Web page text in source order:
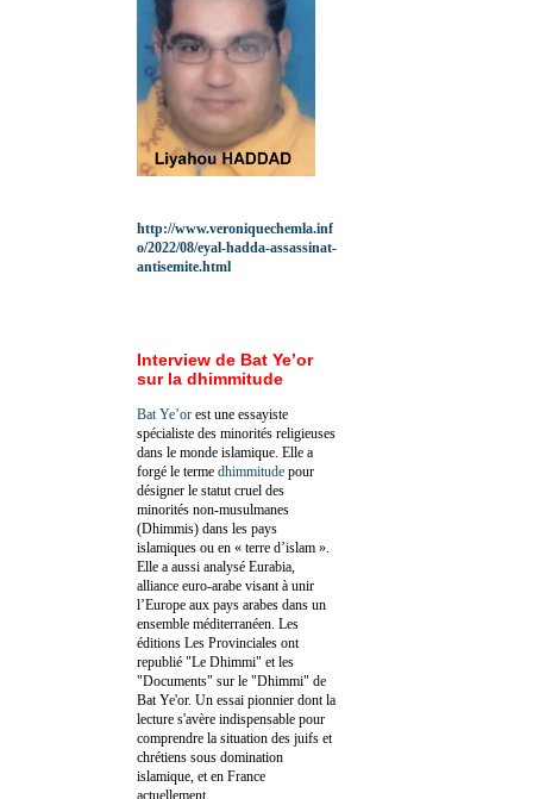
http://www.veroniquechemla.inf
o/2022/08/eyal-hadda-assassinat-
antisemite.html
Interview de Bat Ye’or
sur la dhimmitude
Bat Ye’or est une essayiste
spécialiste des minorités religieuses
dans le monde islamique. Elle a
forgé le terme dhimmitude pour
désigner le statut cruel des
minorités non-musulmanes
(Dhimmis) dans les pays
islamiques ou en « terre d’islam ».
Elle a aussi analysé Eurabia,
alliance euro-arabe visant à unir
l’Europe aux pays arabes dans un
ensemble méditerranéen. Les
éditions Les Provinciales ont
republié "Le Dhimmi" et les
"Documents" sur le "Dhimmi" de
Bat Ye'or. Un essai pionnier dont la
lecture s'avère indispensable pour
comprendre la situation des juifs et
chrétiens sous domination
islamique, et en France
actuellement.